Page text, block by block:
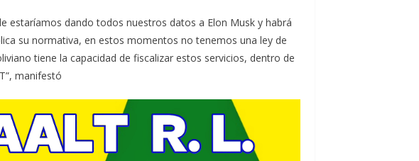
estaríamos dando todos nuestros datos a Elon Musk y habrá
su normativa, en estos momentos no tenemos una ley de
tiene la capacidad de fiscalizar estos servicios, dentro de
manifestó